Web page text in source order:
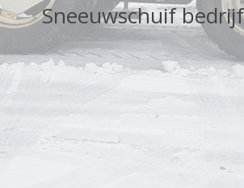
Sneeuwschuif